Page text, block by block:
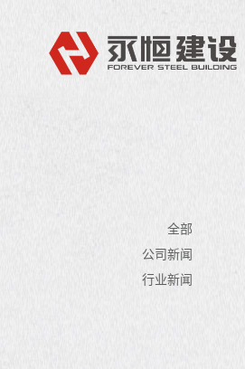
全部
公司新闻
行业新闻